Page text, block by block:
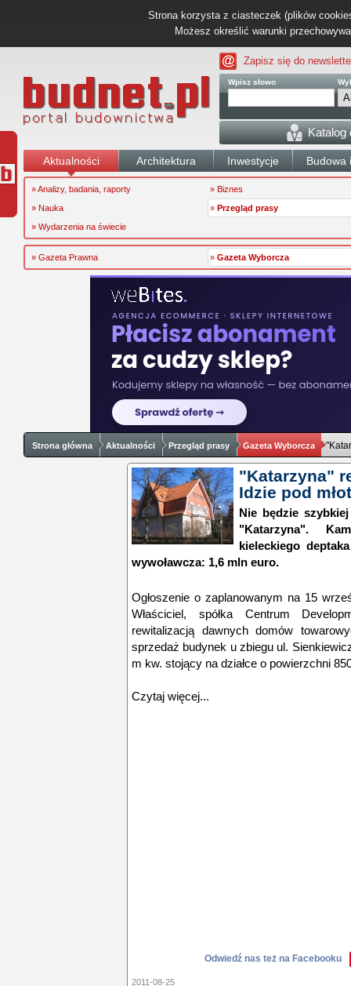
Strona korzysta z ciasteczek (plików
Możesz określić warunki
Zapisz się do
Wpisz słowo
Katalog
Aktualności Architektura Inwestycje Budowa
» Analizy, badania, raporty
» Biznes
» Nauka
» Przegląd prasy
» Wydarzenia na świecie
» Gazeta Prawna » Gazeta Wyborcza
Strona główna Aktualności Przegląd prasy Gazeta Wyborcza
"Katarzyna"
Idzie pod
Nie będzie
"Katarzyna".
kieleckiego
wywoławcza: 1,6 mln euro.
Ogłoszenie o zaplanowanym na 15
Właściciel, spółka Centrum
rewitalizacją dawnych domów
sprzedaż budynek u zbiegu ul.
m kw. stojący na działce o powierzchni
Czytaj więcej...
Odwiedź nas też na Facebooku
2011-08-25